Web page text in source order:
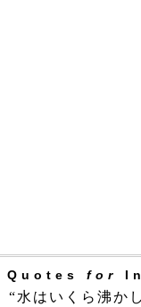
Quotes for
“水はいくら沸か